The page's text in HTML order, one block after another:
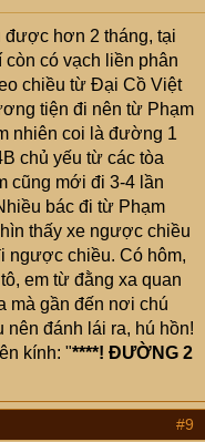
hơn 2 tháng, tại
có vạch liền phân
chiều từ Đại Cồ Việt
tiện đi nên từ Phạm
nhiên coi là đường 1
chủ yếu từ các tòa
cũng mới đi 3-4 lần
bác đi từ Phạm
thấy xe ngược chiều
ngược chiều. Có hôm,
em từ đằng xa quan
mà gần đến nơi chú
đánh lái ra, hú hồn!
kính: "****! ĐƯỜNG 2
#9